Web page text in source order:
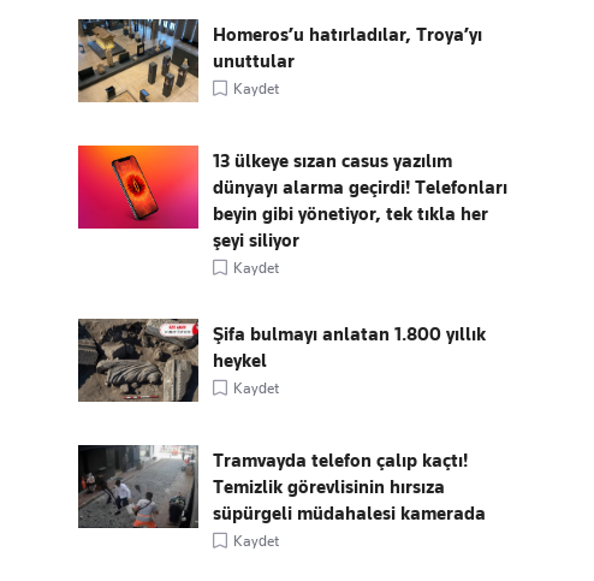
Homeros’u hatırladılar, Troya’yı
unuttular
Kaydet
13 ülkeye sızan casus yazılım
dünyayı alarma geçirdi! Telefonları
beyin gibi yönetiyor, tek tıkla her
şeyi siliyor
Kaydet
Şifa bulmayı anlatan 1.800 yıllık
heykel
Kaydet
Tramvayda telefon çalıp kaçtı!
Temizlik görevlisinin hırsıza
süpürgeli müdahalesi kamerada
Kaydet